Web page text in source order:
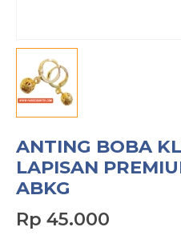
ANTING BOBA
LAPISAN
ABKG
Rp 45.000